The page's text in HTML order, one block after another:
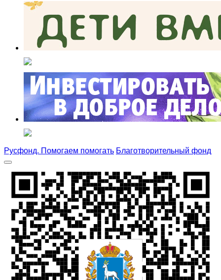
Русфонд. Помогаем помогать Благотворительный фонд